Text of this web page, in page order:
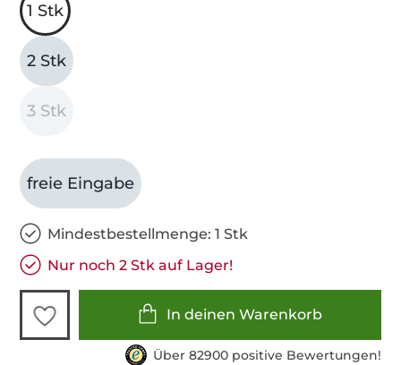
1 Stk
2 Stk
3 Stk
freie Eingabe
Mindestbestellmenge: 1 Stk
Nur noch 2 Stk auf Lager!
In deinen Warenkorb
Über 82900 positive Bewertungen!